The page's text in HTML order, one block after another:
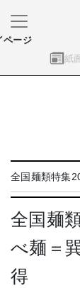
紙
ページ
全国麺類特集
全国麺
べ麺＝
得